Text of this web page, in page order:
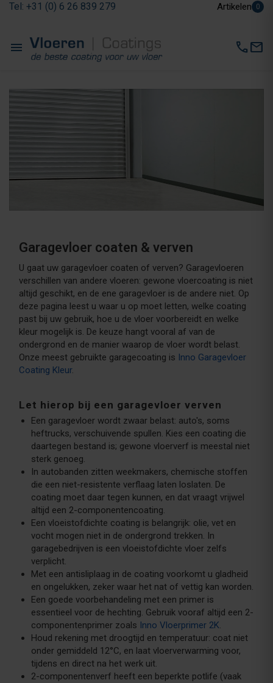
Tel: +31 (0) 6 26 839 279 Artikelen 0
menu callmail
Garagevloer coaten & verven
U gaat uw garagevloer coaten of verven? Garagevloeren
verschillen van andere vloeren: gewone vloercoating is niet
altijd geschikt, en de ene garagevloer is de andere niet. Op
deze pagina leest u waar u op moet letten, welke coating
past bij uw gebruik, hoe u de vloer voorbereidt en welke
kleur mogelijk is. De keuze hangt vooral af van de
ondergrond en de manier waarop de vloer wordt belast.
Onze meest gebruikte garagecoating is Inno Garagevloer
Coating Kleur.
Let hierop bij een garagevloer verven
Een garagevloer wordt zwaar belast: auto's, soms
heftrucks, verschuivende spullen. Kies een coating die
daartegen bestand is; gewone vloerverf is meestal niet
sterk genoeg.
In autobanden zitten weekmakers, chemische stoffen
die een niet-resistente verflaag laten loslaten. De
coating moet daar tegen kunnen, en dat vraagt vrijwel
altijd een 2-componentencoating.
Een vloeistofdichte coating is belangrijk: olie, vet en
vocht mogen niet in de ondergrond trekken. In
garagebedrijven is een vloeistofdichte vloer zelfs
verplicht.
Met een antisliplaag in de coating voorkomt u gladheid
en ongelukken, zeker waar het nat of vettig kan worden.
Een goede voorbehandeling met een primer is
essentieel voor de hechting. Gebruik vooraf altijd een 2-
componentenprimer zoals Inno Vloerprimer 2K.
Houd rekening met droogtijd en temperatuur: coat niet
onder gemiddeld 12°C, en laat vloerverwarming voor,
tijdens en direct na het werk uit.
2-componentenverf heeft een beperkte potlife (vaak